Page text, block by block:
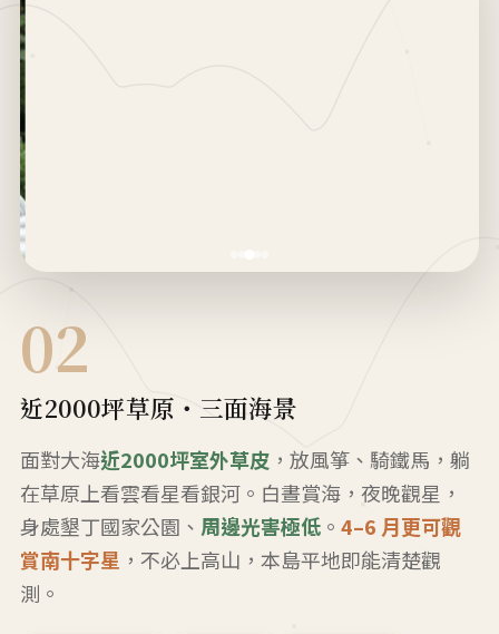
02
近2000坪草原・三面海景
面對大海近2000坪室外草皮，放風箏、騎鐵馬，躺
在草原上看雲看星看銀河。白晝賞海，夜晚觀星，
身處墾丁國家公園、 周邊光害極低。 4–6 月更可觀
賞南十字星 ，不必上高山，本島平地即能清楚觀
測。